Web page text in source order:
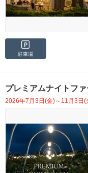
駐車場
プレミアムナイトファ
2026年7月3日(金)～11月3日(